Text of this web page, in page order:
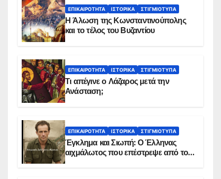
ΕΠΙΚΑΙΡΌΤΗΤΑ ΙΣΤΟΡΙΚΆ ΣΤΙΓΜΙΌΤΥΠΑ
Η Άλωση της Κωνσταντινούπολης
και το τέλος του Βυζαντίου
ΕΠΙΚΑΙΡΌΤΗΤΑ ΙΣΤΟΡΙΚΆ ΣΤΙΓΜΙΌΤΥΠΑ
Τι απέγινε ο Λάζαρος μετά την
Ανάσταση;
ΕΠΙΚΑΙΡΌΤΗΤΑ ΙΣΤΟΡΙΚΆ ΣΤΙΓΜΙΌΤΥΠΑ
Έγκλημα και Σιωπή: Ο Έλληνας
αιχμάλωτος που επέστρεψε από το